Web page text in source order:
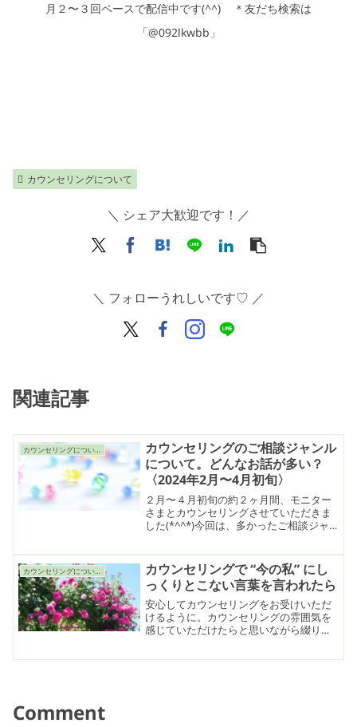
月２〜３回ペースで配信中です(^^)
＊友だち検索は
「@092lkwbb」
カウンセリングについて
＼ シェア大歓迎です！／
＼ フォローうれしいです♡ ／
関連記事
カウンセリングについて
カウンセリングのご相談ジャンル
について。どんなお話が多い？
〈2024年2月〜4月初旬〉
２月〜４月初旬の約２ヶ月間、モニター
さまとカウンセリングさせていただきま
した(*^^*)今回は、多かったご相談ジャ
つき、ひとつのジャンル」という感じで
はなく、お話の流れやご質問で「ご家族
のことも」「お仕事のことも」など複数
の話題になるので総合的に出てくること
が多いお話、という感じでカウントして
います。
カウンセリングについて
カウンセリングで “今の私” にし
っくりとこない言葉を言われたら
安心してカウンセリングをお受けいただ
けるように。カウンセリングの雰囲気を
感じていただけたらと思いながら綴りま
Comment